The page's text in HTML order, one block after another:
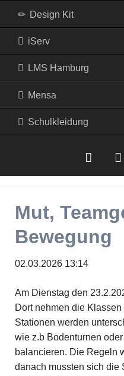
Design Kit
iServ
LMS Hamburg
Mensa
Schulkleidung
Mut,
Bewegung
02.03.2026 13:14
Am Dienstag den
Dort nehmen die
Stationen werden
wie z.b Bodenturnen
balancieren. Die Regeln
danach mussten sich die